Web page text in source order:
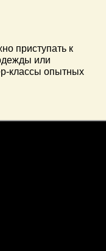
приступать к
или
классы опытных